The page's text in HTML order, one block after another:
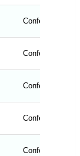
Conference
Conference
Conference
Conference
Conference